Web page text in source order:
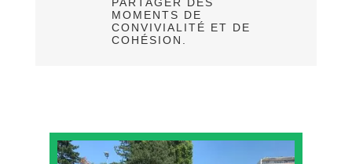
PARTAGER DES
MOMENTS DE
CONVIVIALITÉ ET DE
COHÉSION.